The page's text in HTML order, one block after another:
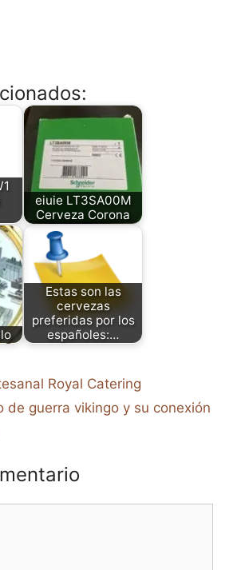
eiuie LT3SA00M
Cerveza Corona
Estas son las
cervezas
preferidas por los
españoles:…
Royal Catering
de guerra vikingo y su conexión